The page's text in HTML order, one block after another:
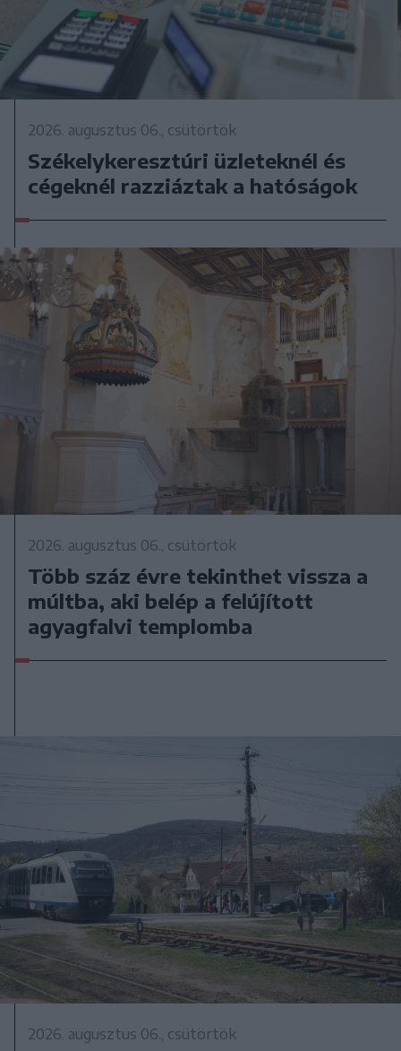
2026. augusztus 06., csütörtök
Székelykeresztúri üzleteknél és
cégeknél razziáztak a hatóságok
2026. augusztus 06., csütörtök
Több száz évre tekinthet vissza a
múltba, aki belép a felújított
agyagfalvi templomba
2026. augusztus 06., csütörtök